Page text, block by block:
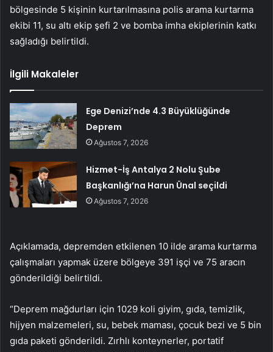
bölgesinde 5 kişinin kurtarılmasına polis arama kurtarma
ekibi 11, su altı ekip şefi 2 ve bomba imha ekiplerinin katkı
sağladığı belirtildi.
İlgili Makaleler
Ege Denizi’nde 4.3 Büyüklüğünde
Deprem
Ağustos 7, 2026
Hizmet-İş Antalya 2 Nolu Şube
Başkanlığı’na Harun Ünal seçildi
Ağustos 7, 2026
Açıklamada, depremden etkilenen 10 ilde arama kurtarma
çalışmaları yapmak üzere bölgeye 391 işçi ve 75 aracın
gönderildiği belirtildi.
“Deprem mağdurları için 1029 koli giyim, gıda, temizlik,
hijyen malzemeleri, su, bebek maması, çocuk bezi ve 5 bin
gıda paketi gönderildi. Zırhlı konteynerler, portatif